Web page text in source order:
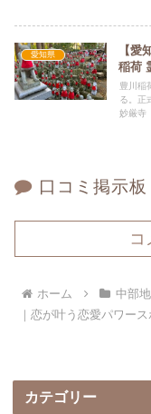
愛知県
【愛
稲荷
豊川稲
る。正
妙厳寺
口コミ掲示板
コ
ホーム 中部
｜恋が叶う恋愛パワー
カテゴリー